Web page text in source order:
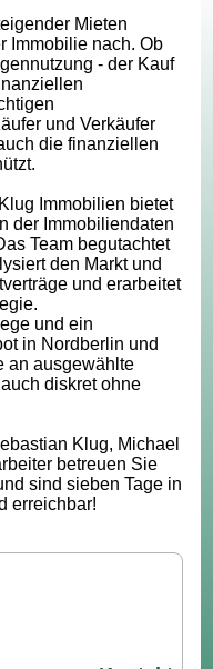
Mieten
Immobilie nach. Ob
- der Kauf
und Verkäufer
die finanziellen
Immobilien bietet
der Immobiliendaten
Team begutachtet
den Markt und
und erarbeitet
und ein
in Nordberlin und
an ausgewählte
diskret ohne
Klug, Michael
betreuen Sie
sind sieben Tage in
erreichbar!